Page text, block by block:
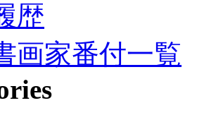
歴
画家番付一覧